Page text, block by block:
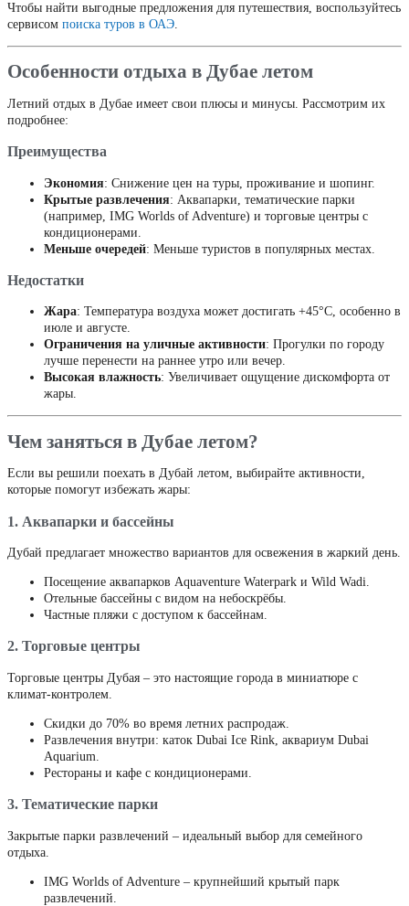
Чтобы найти выгодные предложения для путешествия, воспользуйтесь
сервисом поиска туров в ОАЭ.
Особенности отдыха в Дубае летом
Летний отдых в Дубае имеет свои плюсы и минусы. Рассмотрим их
подробнее:
Преимущества
Экономия: Снижение цен на туры, проживание и шопинг.
Крытые развлечения: Аквапарки, тематические парки
(например, IMG Worlds of Adventure) и торговые центры с
кондиционерами.
Меньше очередей: Меньше туристов в популярных местах.
Недостатки
Жара: Температура воздуха может достигать +45°C, особенно в
июле и августе.
Ограничения на уличные активности: Прогулки по городу
лучше перенести на раннее утро или вечер.
Высокая влажность: Увеличивает ощущение дискомфорта от
жары.
Чем заняться в Дубае летом?
Если вы решили поехать в Дубай летом, выбирайте активности,
которые помогут избежать жары:
1. Аквапарки и бассейны
Дубай предлагает множество вариантов для освежения в жаркий день.
Посещение аквапарков Aquaventure Waterpark и Wild Wadi.
Отельные бассейны с видом на небоскрёбы.
Частные пляжи с доступом к бассейнам.
2. Торговые центры
Торговые центры Дубая – это настоящие города в миниатюре с
климат-контролем.
Скидки до 70% во время летних распродаж.
Развлечения внутри: каток Dubai Ice Rink, аквариум Dubai
Aquarium.
Рестораны и кафе с кондиционерами.
3. Тематические парки
Закрытые парки развлечений – идеальный выбор для семейного
отдыха.
IMG Worlds of Adventure – крупнейший крытый парк
развлечений.